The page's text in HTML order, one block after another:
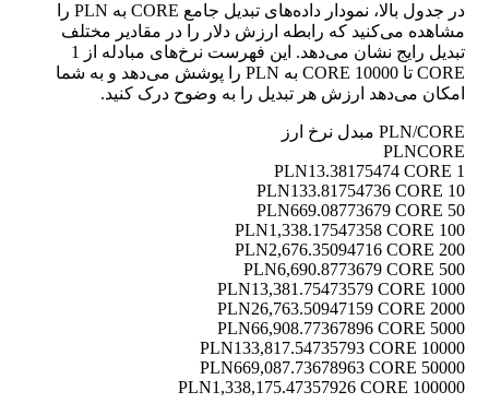
در جدول بالا، نمودار داده‌های تبدیل جامع CORE به PLN را
مشاهده می‌کنید که رابطه ارزش دلار را در مقادیر مختلف
تبدیل رایج نشان می‌دهد. این فهرست نرخ‌های مبادله از 1
CORE تا 10000 CORE به PLN را پوشش می‌دهد و به شما
امکان می‌دهد ارزش هر تبدیل را به وضوح درک کنید.
PLN/CORE مبدل نرخ ارز
PLNCORE
1 PLN
13.38175474 CORE
10 PLN
133.81754736 CORE
50 PLN
669.08773679 CORE
100 PLN
1,338.17547358 CORE
200 PLN
2,676.35094716 CORE
500 PLN
6,690.8773679 CORE
1000 PLN
13,381.75473579 CORE
2000 PLN
26,763.50947159 CORE
5000 PLN
66,908.77367896 CORE
10000 PLN
133,817.54735793 CORE
50000 PLN
669,087.73678963 CORE
100000 PLN
1,338,175.47357926 CORE